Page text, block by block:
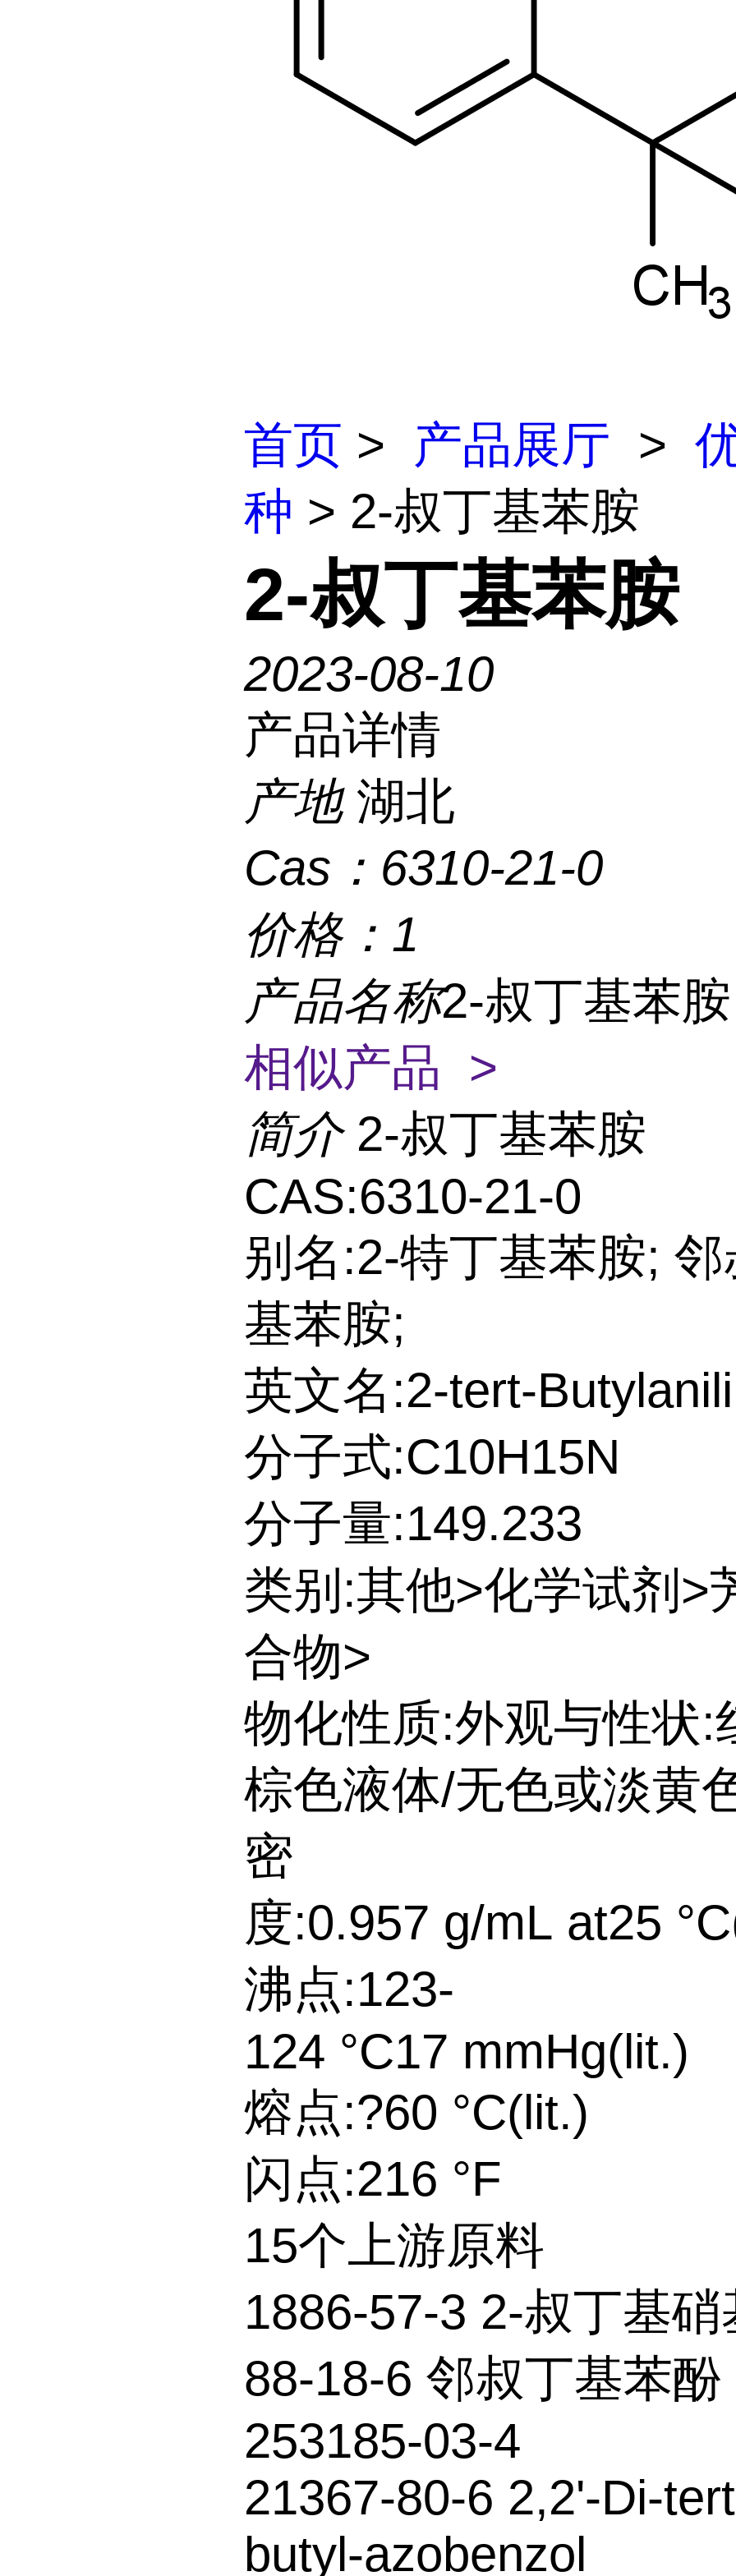
首页 > 产品展厅 >
种 > 2-叔丁基苯胺
2-叔丁基苯胺
2023-08-10
产品详情
产地 湖北
Cas： 6310-21-0
价格： 1
产品名称2-叔丁基苯
相似产品 >
简介 2-叔丁基苯胺
CAS:6310-21-0
别名:2-特丁基苯胺;
基苯胺;
英文名:2-tert-
分子式:C10H15N
分子量:149.233
类别:其他>化学试剂>
合物>
物化性质:外观与性状:
棕色液体/无色或淡黄
密
度:0.957 g/mL at25
沸点:123-
124 °C17 mmHg(lit.)
熔点:?60 °C(lit.)
闪点:216 °F
15个上游原料
1886-57-3 2-叔丁基硝
88-18-6 邻叔丁基苯酚
253185-03-4
21367-80-6 2,2'-Di-
butyl-azobenzol